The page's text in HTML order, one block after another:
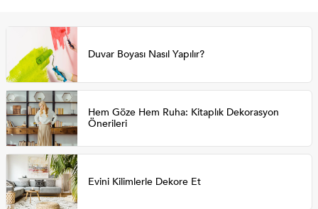
Duvar Boyası Nasıl Yapılır?
Hem Göze Hem Ruha: Kitaplık Dekorasyon
Önerileri
Evini Kilimlerle Dekore Et